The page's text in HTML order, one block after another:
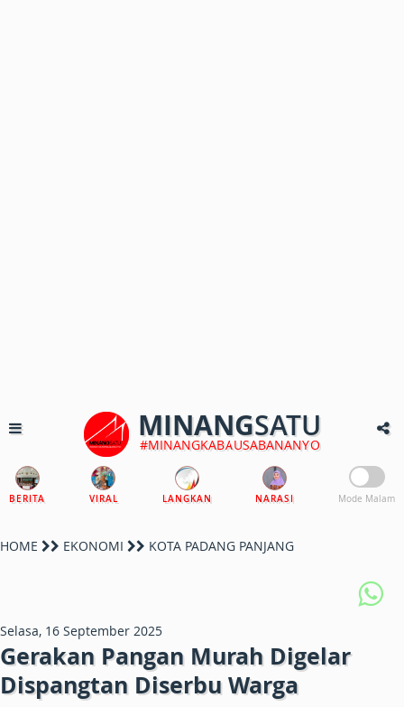
MINANGSATU
#MINANGKABAUSABANANYO
BERITA VIRAL LANGKAN NARASI Mode Malam
HOME EKONOMI KOTA PADANG PANJANG
Selasa, 16 September 2025
Gerakan Pangan Murah Digelar
Dispangtan Diserbu Warga